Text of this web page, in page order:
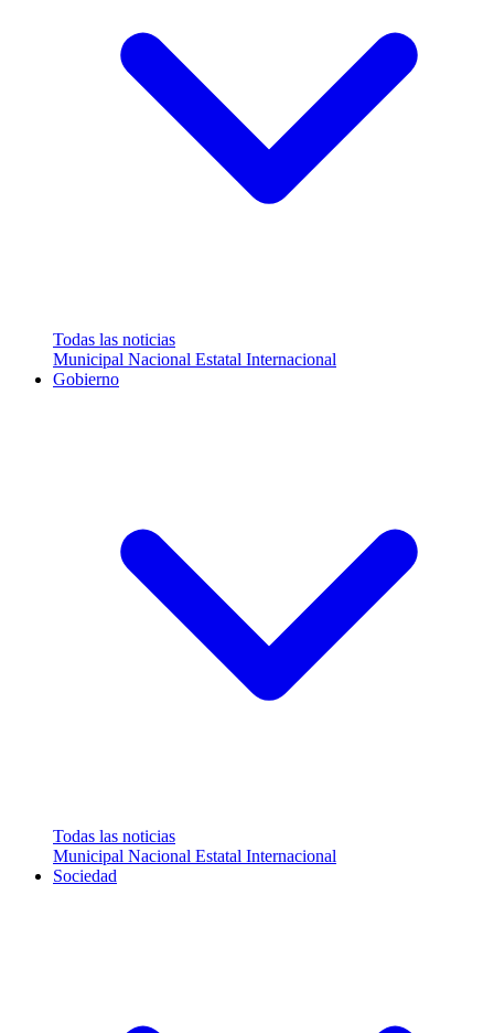
Todas las noticias
Municipal Nacional Estatal Internacional
Gobierno
Todas las noticias
Municipal Nacional Estatal Internacional
Sociedad